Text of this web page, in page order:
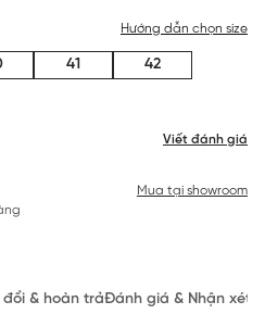
Viết đánh giá
Hướng dẫn chọn size
41
42
Mua tại showroom
đổi & hoàn trảĐánh giá & Nhận xét